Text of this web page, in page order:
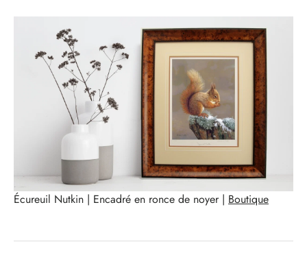
Écureuil Nutkin | Encadré en ronce de noyer | Boutique